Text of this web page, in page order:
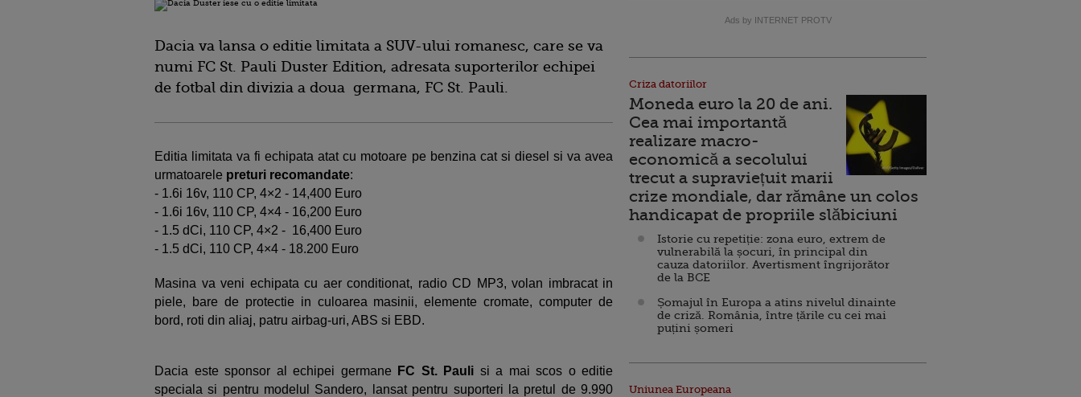
Dacia va lansa o editie limitata a SUV-ului romanesc, care se va
numi FC St. Pauli Duster Edition, adresata suporterilor echipei
de fotbal din divizia a doua germana, FC St. Pauli.
Editia limitata va fi echipata atat cu motoare pe benzina cat si diesel si va avea
urmatoarele preturi recomandate:
- 1.6i 16v, 110 CP, 4×2 - 14,400 Euro
- 1.6i 16v, 110 CP, 4×4 - 16,200 Euro
- 1.5 dCi, 110 CP, 4×2 - 16,400 Euro
- 1.5 dCi, 110 CP, 4×4 - 18.200 Euro
Masina va veni echipata cu aer conditionat, radio CD MP3, volan imbracat in
piele, bare de protectie in culoarea masinii, elemente cromate, computer de
bord, roti din aliaj, patru airbag-uri, ABS si EBD.
Dacia este sponsor al echipei germane FC St. Pauli si a mai scos o editie
speciala si pentru modelul Sandero, lansat pentru suporteri la pretul de 9.990
Ads by INTERNET PROTV
Criza datoriilor
Moneda euro la 20 de ani.
Cea mai importantă
realizare macro-
economică a secolului
trecut a supraviețuit marii
crize mondiale, dar rămâne un colos
handicapat de propriile slăbiciuni
Istorie cu repetiție: zona euro, extrem de
vulnerabilă la șocuri, în principal din
cauza datoriilor. Avertisment îngrijorător
de la BCE
Șomajul în Europa a atins nivelul dinainte
de criză. România, între țările cu cei mai
puțini șomeri
Uniunea Europeana